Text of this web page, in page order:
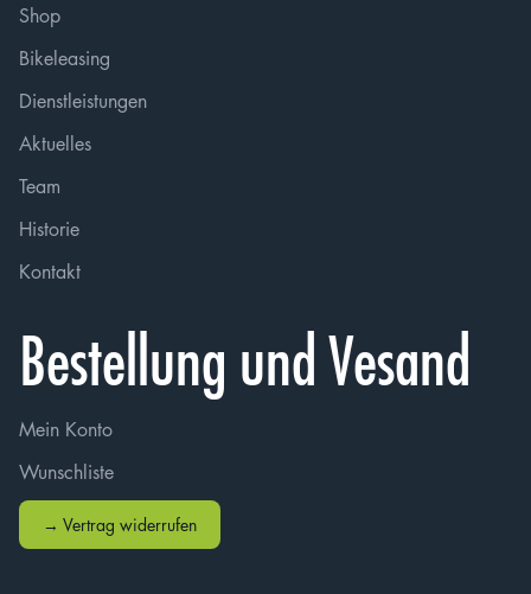
Shop
Bikeleasing
Dienstleistungen
Aktuelles
Team
Historie
Kontakt
Bestellung und Vesand
Mein Konto
Wunschliste
→ Vertrag widerrufen